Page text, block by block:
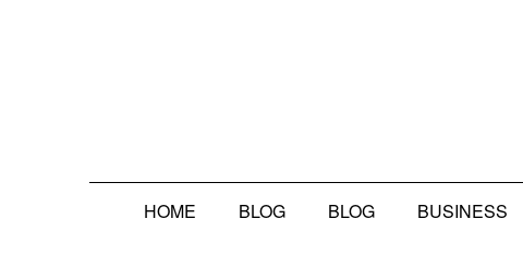
HOME BLOG BLOG BUSINESS